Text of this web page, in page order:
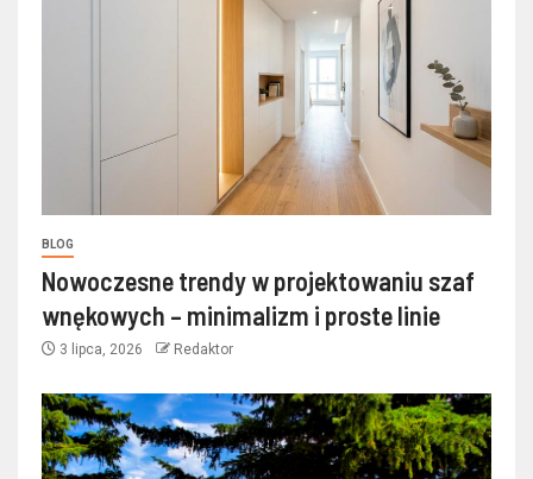
BLOG
Nowoczesne trendy w projektowaniu szaf
wnękowych – minimalizm i proste linie
3 lipca, 2026 Redaktor